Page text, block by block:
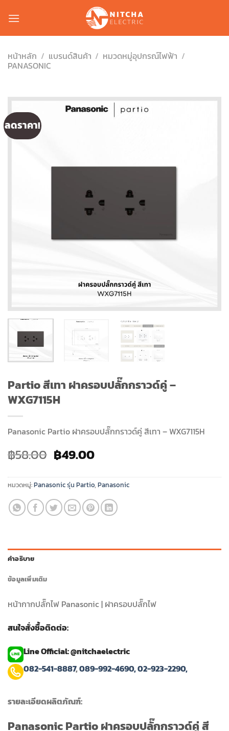
หน้าหลัก / แบรนด์สินค้า / หมวดหมู่อุปกรณ์ไฟฟ้า /
PANASONIC
ลดราคา!
Partio สีเทา ฝาครอบปลั๊กกราวด์คู่ –
WXG7115H
Panasonic Partio ฝาครอบปลั๊กกราวด์คู่ สีเทา – WXG7115H
฿58.00 Original
price
was:
฿58.00.
฿49.00Current
is:
฿49.00.
หมวดหมู่:Panasonic รุ่น Partio, Panasonic
คำอธิบาย
ข้อมูลเพิ่มเติม
หน้ากากปลั๊กไฟ Panasonic | ฝาครอบปลั๊กไฟ
สนใจสั่งซื้อติดต่อ:
Line Official: @nitchaelectric
082-541-8887,089-992-4690,02-923-2290,
รายละเอียดผลิตภัณฑ์:
Panasonic Partio ฝาครอบปลั๊กกราวด์คู่ สี